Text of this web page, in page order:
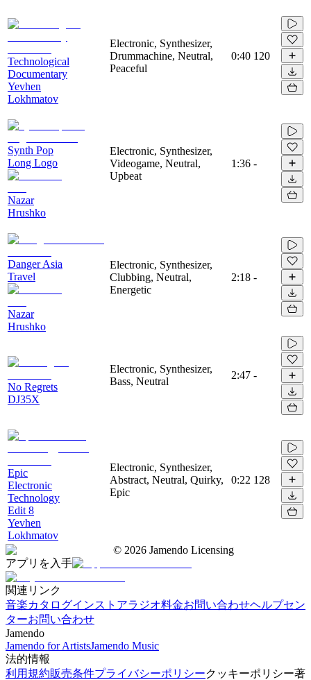
Technological
Documentary
Yevhen
Lokhmatov
Electronic, Synthesizer,
Drummachine, Neutral,
Peaceful
0:40 120
Synth Pop
Long Logo
Nazar
Hrushko
Electronic, Synthesizer,
Videogame, Neutral,
Upbeat
1:36 -
Danger Asia
Travel
Nazar
Hrushko
Electronic, Synthesizer,
Clubbing, Neutral,
Energetic
2:18 -
No Regrets
DJ35X
Electronic, Synthesizer,
Bass, Neutral
2:47 -
Epic
Electronic
Technology
Edit 8
Yevhen
Lokhmatov
Electronic, Synthesizer,
Abstract, Neutral, Quirky,
Epic
0:22 128
© 2026 Jamendo Licensing
アプリを入手
関連リンク
音楽カタログインストアラジオ料金お問い合わせヘルプセン
ターお問い合わせ
Jamendo
Jamendo for ArtistsJamendo Music
法的情報
利用規約販売条件プライバシーポリシークッキーポリシー著